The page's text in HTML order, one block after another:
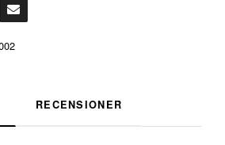
RECENSIONER